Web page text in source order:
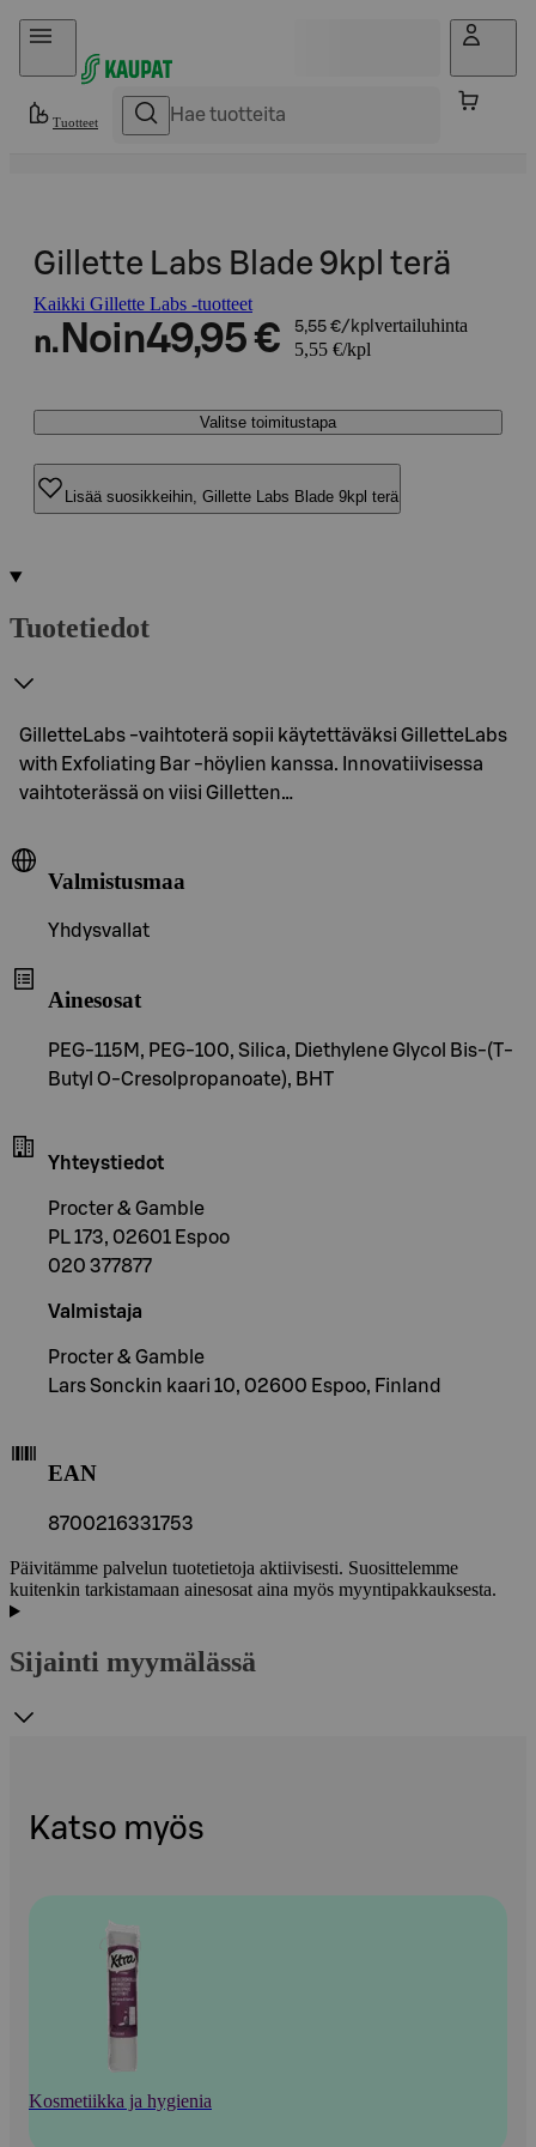
Hyppää sisältöön
Tuotteet
Gillette Labs Blade 9kpl terä
Kaikki Gillette Labs -tuotteet
n. Noin49,95 € 5,55 €/kpl vertailuhinta
5,55 €/kpl
Valitse toimitustapa
Lisää suosikkeihin, Gillette Labs Blade 9kpl terä
Tuotetiedot
GilletteLabs -vaihtoterä sopii käytettäväksi GilletteLabs
with Exfoliating Bar -höylien kanssa. Innovatiivisessa
vaihtoterässä on viisi Gilletten…
Valmistusmaa
Yhdysvallat
Ainesosat
PEG-115M, PEG-100, Silica, Diethylene Glycol Bis-(T-
Butyl O-Cresolpropanoate), BHT
Yhteystiedot
Procter & Gamble
PL 173, 02601 Espoo
020 377877
Valmistaja
Procter & Gamble
Lars Sonckin kaari 10, 02600 Espoo, Finland
EAN
8700216331753
Päivitämme palvelun tuotetietoja aktiivisesti. Suosittelemme
kuitenkin tarkistamaan ainesosat aina myös myyntipakkauksesta.
Sijainti myymälässä
Katso myös
Kosmetiikka ja hygienia